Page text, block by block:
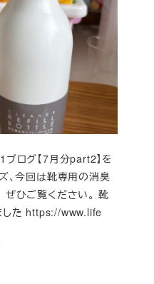
ブログ【7月分part2】を
、今回は靴専用の消臭
ぜひご覧ください。 靴
した https://www.life